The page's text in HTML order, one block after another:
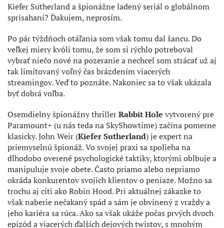
Kiefer Sutherland a špionážne ladený seriál o globálnom
sprisahaní? Ďakujem, neprosím.
Po pár týždňoch otáľania som však tomu dal šancu. Do
veľkej miery kvôli tomu, že som si rýchlo potreboval
vybrať niečo nové na pozeranie a nechcel som strácať už aj
tak limitovaný voľný čas brázdením viacerých
streamingov. Veď to poznáte. Nakoniec sa to však ukázala
byť dobrá voľba.
Osemdielny špionážny thrillerRabbit Hole vytvorený pre
Paramount+ (u nás teda na SkyShowtime) začína pomerne
klasicky. John Weir (Kiefer Sutherland) je expert na
priemyselnú špionáž. Vo svojej praxi sa spolieha na
dlhodobo overené psychologické taktiky, ktorými oblbuje a
manipuluje svoje obete. Často priamo alebo nepriamo
okráda konkurentov svojich klientov o peniaze. Možno sa
trochu aj cíti ako Robin Hood. Pri aktuálnej zákazke to
však naberie nečakaný spád a sám je obvinený z vraždy a
jeho kariéra sa rúca. Ako sa však ukáže počas prvých dvoch
epizód a viacerých ďalších dejových twistov, s mnohým